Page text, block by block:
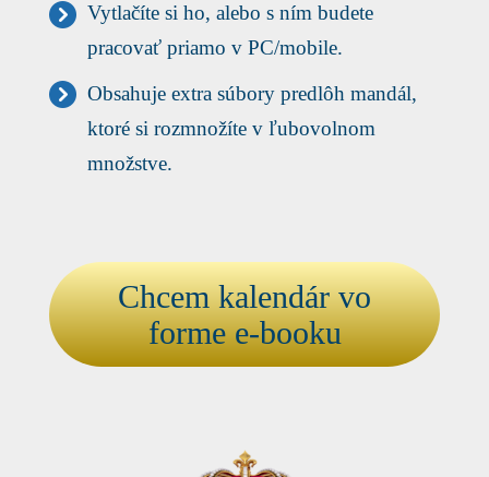
Vytlačíte si ho, alebo s ním budete
pracovať priamo v PC/mobile.
Obsahuje extra súbory predlôh mandál,
ktoré si rozmnožíte v ľubovolnom
množstve.
Chcem kalendár vo
forme e-booku